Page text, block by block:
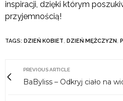
inspiracji, dzięki którym
przyjemnością!
TAGS: DZIEŃ KOBIET, DZIEŃ MĘŻCZYZN,
PREVIOUS ARTICLE
BaByliss – Odkryj ciało na